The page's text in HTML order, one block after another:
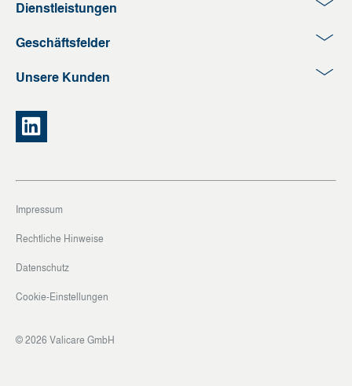
Dienstleistungen
Geschäftsfelder
Unsere Kunden
Impressum
Rechtliche Hinweise
Datenschutz
Cookie-Einstellungen
© 2026 Valicare GmbH